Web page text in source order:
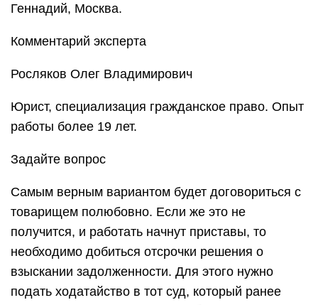
Геннадий, Москва.
Комментарий эксперта
Росляков Олег Владимирович
Юрист, специализация гражданское право. Опыт
работы более 19 лет.
Задайте вопрос
Самым верным вариантом будет договориться с
товарищем полюбовно. Если же это не
получится, и работать начнут приставы, то
необходимо добиться отсрочки решения о
взыскании задолженности. Для этого нужно
подать ходатайство в тот суд, который ранее